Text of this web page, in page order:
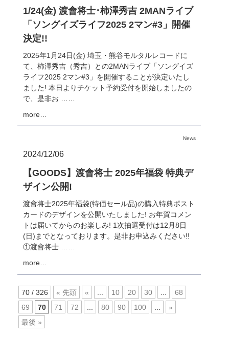
1/24(金) 渡會将士･柿澤秀吉 2MANライブ
「ソングイズライフ2025 2マン#3」開催
決定!!
2025年1月24日(金) 埼玉・熊谷モルタルレコードに
て、柿澤秀吉（秀吉）との2MANライブ「ソングイズ
ライフ2025 2マン#3」を開催することが決定いたし
ました! 本日よりチケット予約受付を開始しましたの
で、是非お ……
more…
News
2024/12/06
【GOODS】渡會将士 2025年福袋 特典デ
ザイン公開!
渡會将士2025年福袋(特価セール品)の購入特典ポスト
カードのデザインを公開いたしました! お年賀コメン
トは届いてからのお楽しみ! 1次抽選受付は12月8日
(日)までとなっております。是非お申込みください!!
①渡會将士 ……
more…
70 / 326 « 先頭 « 10 20 30
68
69
70 71 72 80 90 100
»
最後 »